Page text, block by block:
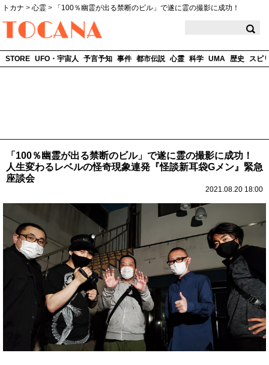
トカナ > 心霊 >
「100％幽霊が出る禁断のビル」で遂に霊の撮影に成功！
STORE UFO・宇宙人 予言予知 事件 都市伝説 心霊 科学 UMA 歴史 スピ
「100％幽霊が出る禁断のビル」で遂に霊の撮影に成功！
人生変わるレベルの怪奇現象連発『怪談新耳袋Gメン』緊急
座談会
2021.08.20 18:00